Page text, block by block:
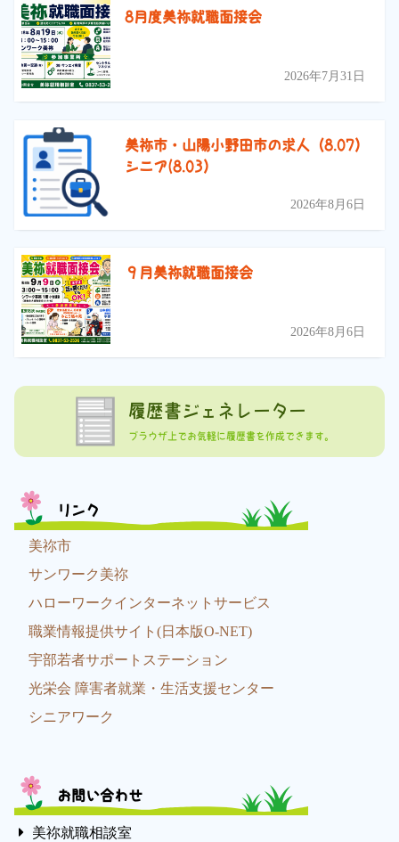
8月度美祢就職面接会
2026年7月31日
美祢市・山陽小野田市の求人（8.07）
シニア(8.03）
2026年8月6日
９月美祢就職面接会
2026年8月6日
履歴書ジェネレーター
ブラウザ上でお気軽に履歴書を作成できます。
リンク
美祢市
サンワーク美祢
ハローワークインターネットサービス
職業情報提供サイト(日本版O-NET)
宇部若者サポートステーション
光栄会 障害者就業・生活支援センター
シニアワーク
お問い合わせ
美祢就職相談室